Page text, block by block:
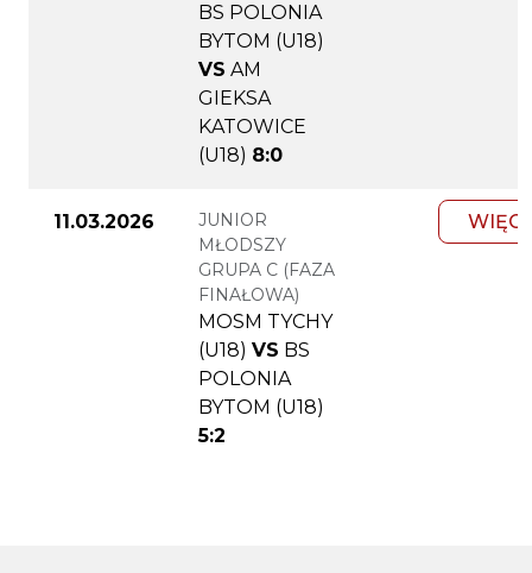
BS POLONIA
BYTOM (U18)
VS AM
GIEKSA
KATOWICE
(U18) 8:0
11.03.2026
JUNIOR
MŁODSZY
GRUPA C (FAZA
FINAŁOWA)
MOSM TYCHY
(U18) VS BS
POLONIA
BYTOM (U18)
5:2